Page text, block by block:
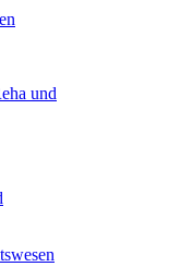
und